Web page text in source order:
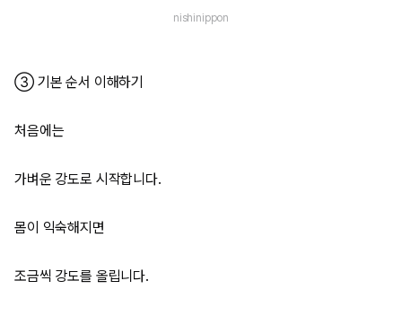
nishinippon
③ 기본 순서 이해하기
처음에는
가벼운 강도로 시작합니다.
몸이 익숙해지면
조금씩 강도를 올립니다.